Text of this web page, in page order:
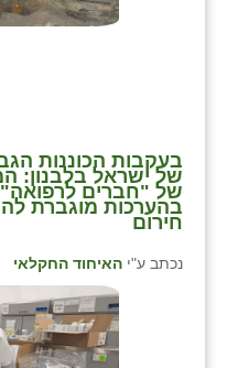
בעקבות הכוננות
של ישראל בלבנון:
של "חברים לרפואה"
בהערכות מוגברת
חירום
נכתב ע"י האיחוד החקלאי